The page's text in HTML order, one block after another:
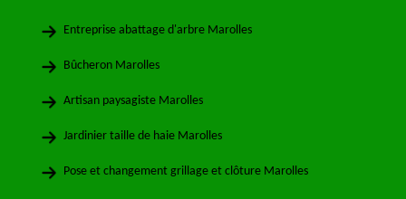
Entreprise abattage d'arbre Marolles
Bûcheron Marolles
Artisan paysagiste Marolles
Jardinier taille de haie Marolles
Pose et changement grillage et clôture Marolles